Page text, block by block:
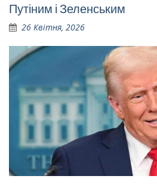
Путіним і Зеленським
26 Квітня, 2026